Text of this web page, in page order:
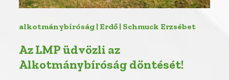
alkotmánybíróság | Erdő | Schmuck Erzsébet
Az LMP üdvözli az
Alkotmánybíróság döntését!